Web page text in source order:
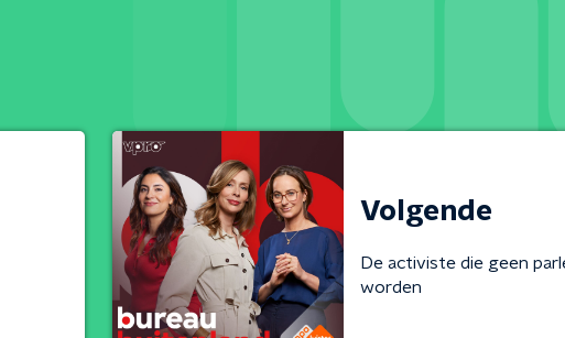
Volgende
De activiste die geen
worden